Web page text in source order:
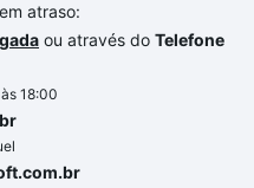
atraso:
ou através do Telefone
18:00